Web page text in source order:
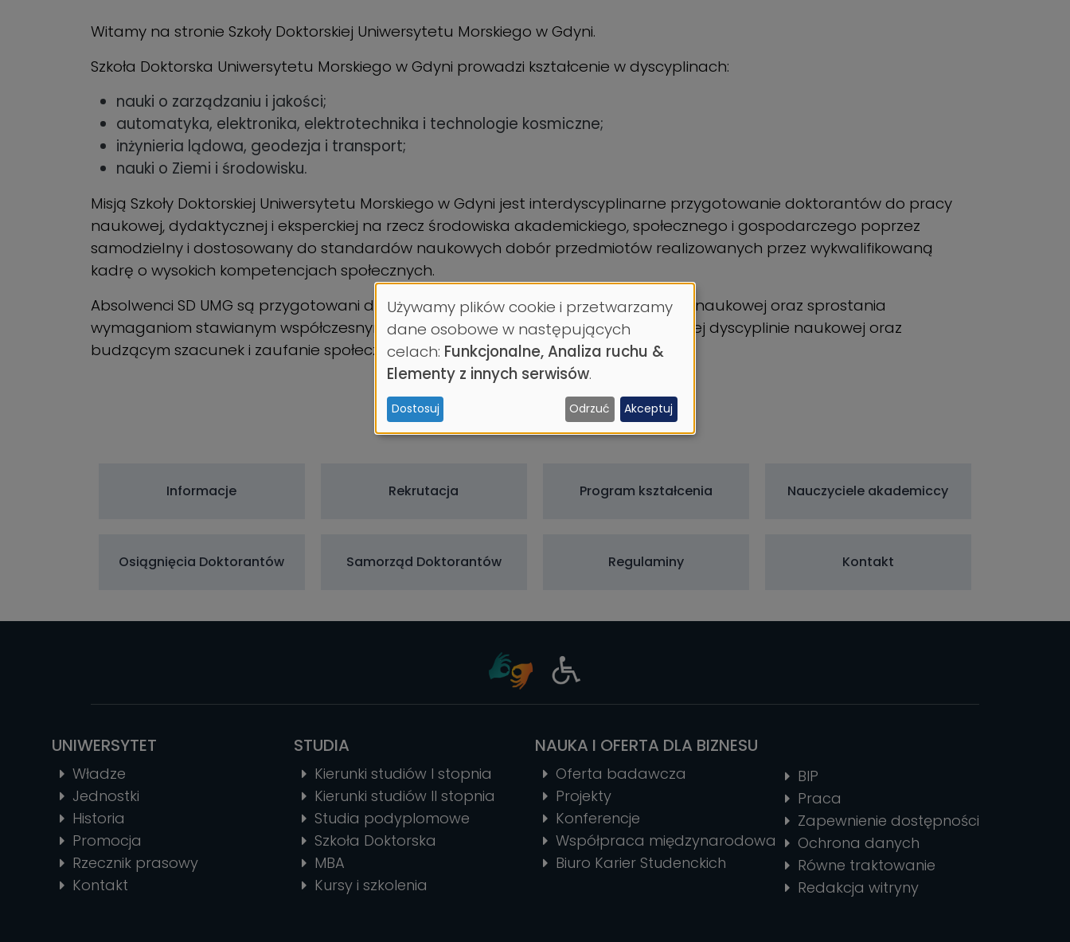
Witamy na stronie Szkoły Doktorskiej Uniwersytetu Morskiego w Gdyni.
Szkoła Doktorska Uniwersytetu Morskiego w Gdyni prowadzi kształcenie w dyscyplinach:
nauki o zarządzaniu i jakości;
automatyka, elektronika, elektrotechnika i technologie kosmiczne;
inżynieria lądowa, geodezja i transport;
nauki o Ziemi i środowisku.
Misją Szkoły Doktorskiej Uniwersytetu Morskiego w Gdyni jest interdyscyplinarne przygotowanie doktorantów do pracy
naukowej, dydaktycznej i eksperckiej na rzecz środowiska akademickiego, społecznego i gospodarczego poprzez
samodzielny i dostosowany do standardów naukowych dobór przedmiotów realizowanych przez wykwalifikowaną
kadrę o wysokich kompetencjach społecznych.
Absolwenci SD UMG są przygotowani do planowania i realizowania własnej kariery naukowej oraz sprostania
wymaganiom stawianym współczesnym naukowcom jako autorytetom w wybranej dyscyplinie naukowej oraz
budzącym szacunek i zaufanie społeczne nauczycielom akademickim.
Informacje Rekrutacja Program kształcenia Nauczyciele akademiccy
Osiągnięcia Doktorantów Samorząd Doktorantów Regulaminy Kontakt
UNIWERSYTET
Władze
Jednostki
Historia
Promocja
Rzecznik prasowy
Kontakt
STUDIA
Kierunki studiów I stopnia
Kierunki studiów II stopnia
Studia podyplomowe
Szkoła Doktorska
MBA
Kursy i szkolenia
NAUKA I OFERTA DLA BIZNESU
Oferta badawcza
Projekty
Konferencje
Współpraca międzynarodowa
Biuro Karier Studenckich
BIP
Praca
Zapewnienie dostępności
Ochrona danych
Równe traktowanie
Redakcja witryny
Wykorzystanie
danych
osobowych
i
Używamy plików cookie i przetwarzamy
dane osobowe w następujących
celach: Funkcjonalne, Analiza ruchu &
Elementy z innych serwisów.
Dostosuj Odrzuć Akceptuj